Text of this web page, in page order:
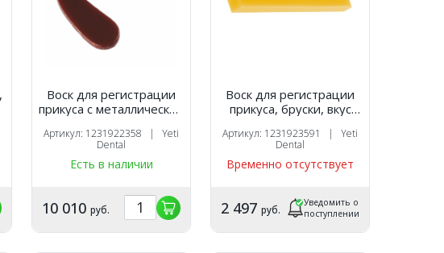
Воск для регистрации
прикуса с металлической
формы, толщина 4 мм
(60 шт),Yeti
Артикул: 1231922358 | Yeti
Dental
Есть в наличии
10 010 руб.
Воск для регистрации
прикуса, бруски, вкус
Yeti
Артикул: 1231923591 | Yeti
Dental
Временно отсутствует
2 497 руб.
Уведомить о
поступлении